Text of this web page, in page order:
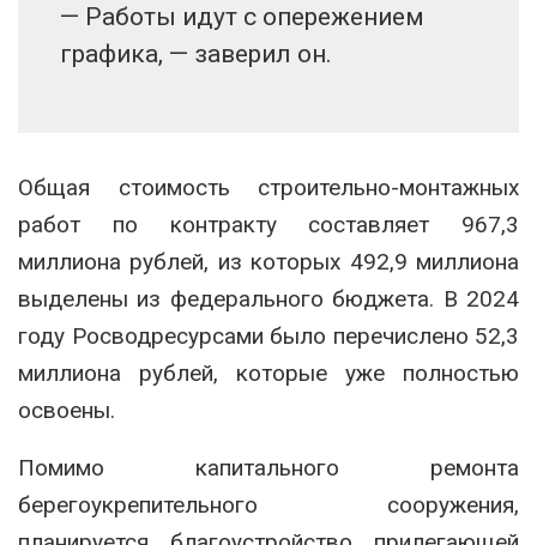
— Работы идут с опережением
графика, — заверил он.
Общая стоимость строительно-монтажных
работ по контракту составляет 967,3
миллиона рублей, из которых 492,9 миллиона
выделены из федерального бюджета. В 2024
году Росводресурсами было перечислено 52,3
миллиона рублей, которые уже полностью
освоены.
Помимо капитального ремонта
берегоукрепительного сооружения,